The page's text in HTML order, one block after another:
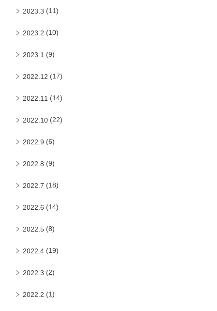
2023.3 (11)
2023.2 (10)
2023.1 (9)
2022.12 (17)
2022.11 (14)
2022.10 (22)
2022.9 (6)
2022.8 (9)
2022.7 (18)
2022.6 (14)
2022.5 (8)
2022.4 (19)
2022.3 (2)
2022.2 (1)